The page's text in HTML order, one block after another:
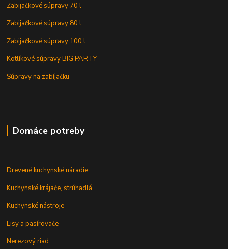
Zabijačkové súpravy 70 l
Zabijačkové súpravy 80 l
Zabijačkové súpravy 100 l
Kotlíkové súpravy BIG PARTY
Súpravy na zabíjačku
Domáce potreby
Drevené kuchynské náradie
Kuchynské krájače, strúhadlá
Kuchynské nástroje
Lisy a pasírovače
Nerezový riad